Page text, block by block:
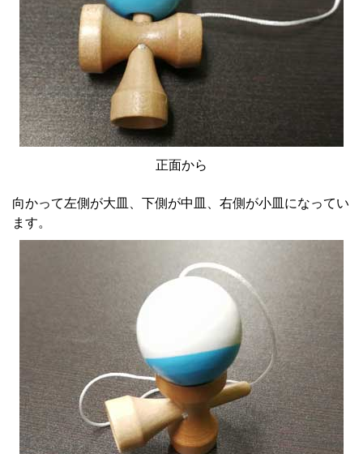
正面から
向かって左側が大皿、下側が中皿、右側が小皿になってい
ます。